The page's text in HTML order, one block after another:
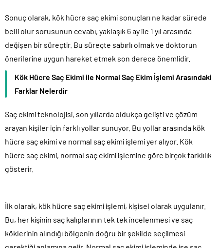
Sonuç olarak, kök hücre saç ekimi sonuçları ne kadar sürede
belli olur sorusunun cevabı, yaklaşık 6 ay ile 1 yıl arasında
değişen bir süreçtir. Bu süreçte sabırlı olmak ve doktorun
önerilerine uygun hareket etmek son derece önemlidir.
Kök Hücre Saç Ekimi ile Normal Saç Ekim İşlemi Arasındaki
Farklar Nelerdir
Saç ekimi teknolojisi, son yıllarda oldukça gelişti ve çözüm
arayan kişiler için farklı yollar sunuyor. Bu yollar arasında kök
hücre saç ekimi ve normal saç ekimi işlemi yer alıyor. Kök
hücre saç ekimi, normal saç ekimi işlemine göre birçok farklılık
gösterir.
İlk olarak, kök hücre saç ekimi işlemi, kişisel olarak uygulanır.
Bu, her kişinin saç kalıplarının tek tek incelenmesi ve saç
köklerinin alındığı bölgenin doğru bir şekilde seçilmesi